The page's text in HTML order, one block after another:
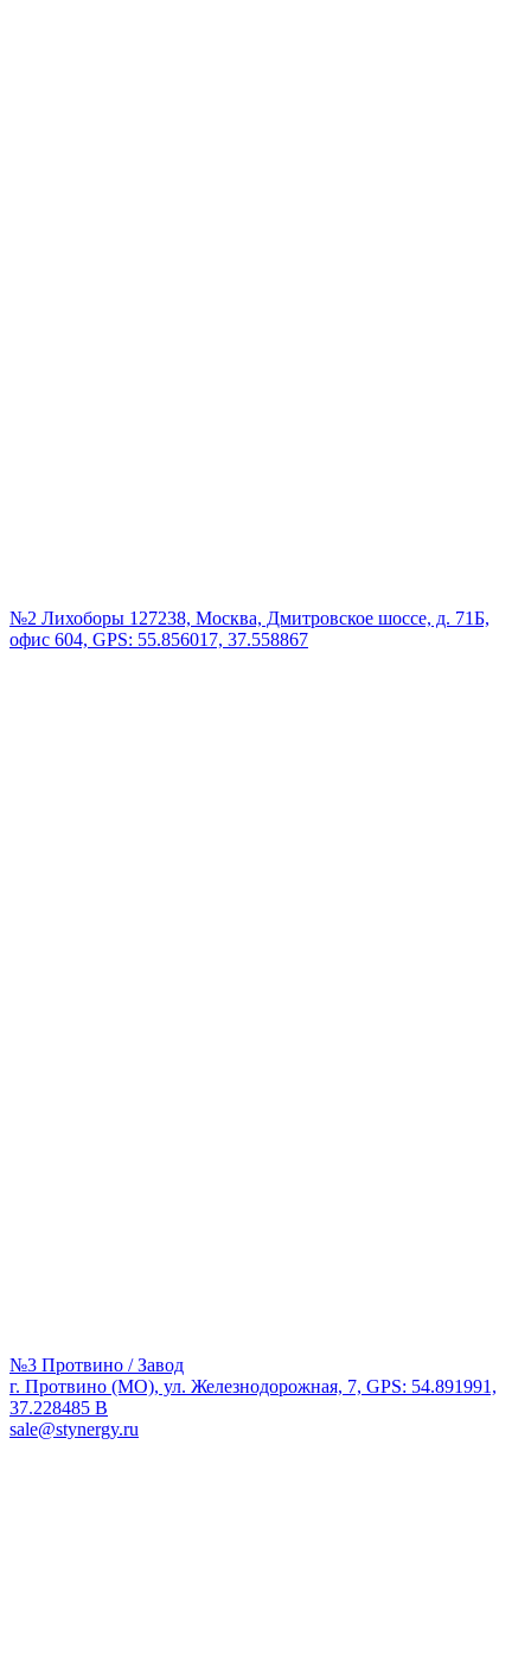
№2 Лихоборы 127238, Москва, Дмитровское шоссе, д. 71Б,
офис 604, GPS: 55.856017, 37.558867
№3 Протвино / Завод
г. Протвино (МО), ул. Железнодорожная, 7, GPS: 54.891991,
37.228485 В
sale@stynergy.ru